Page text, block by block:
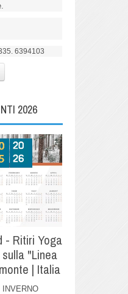
6394103
2026
- Ritiri Yoga
"Linea
| Italia
INVERNO